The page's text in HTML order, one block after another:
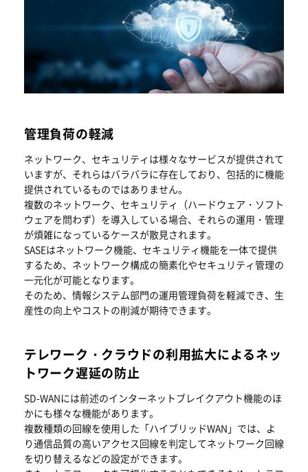
管理負荷の軽減
ネットワーク、セキュリティは様々なサービスが提供されて
いますが、それらはバラバラに存在しており、包括的に機能
提供されているものではありません。
複数のネットワーク、セキュリティ（ハードウェア・ソフト
ウェアを問わず）を導入している場合、それらの運用・管理
が煩雑になっているケースが散見されます。
SASEはネットワーク機能、セキュリティ機能を一体で提供
するため、ネットワーク構成の簡素化やセキュリティ管理の
一元化が可能となります。
そのため、情報システム部門の運用管理負荷を軽減でき、生
産性の向上やコストの削減が期待できます。
テレワーク・クラウドの利用拡大によるネッ
トワーク遅延の防止
SD-WANには前述のインターネットブレイクアウト機能のほ
かにも様々な機能があります。
複数種類の回線を使用した「ハイブリッドWAN」では、よ
り通信品質の高いアクセス回線を判定してネットワーク回線
を切り替えるなどの設定ができます。